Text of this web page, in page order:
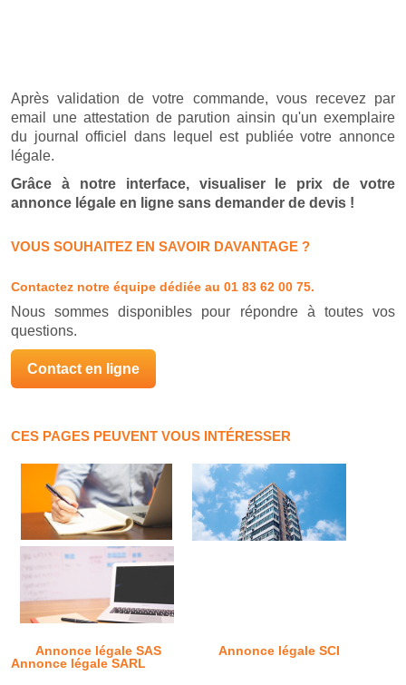
Après validation de votre commande, vous recevez par
email une attestation de parution ainsin qu'un exemplaire
du journal officiel dans lequel est publiée votre annonce
légale.
Grâce à notre interface, visualiser le prix de votre
annonce légale en ligne sans demander de devis !
VOUS SOUHAITEZ EN SAVOIR DAVANTAGE ?
Contactez notre équipe dédiée au 01 83 62 00 75.
Nous sommes disponibles pour répondre à toutes vos
questions.
Contact en ligne
CES PAGES PEUVENT VOUS INTÉRESSER
Annonce légale SAS
Annonce légale SCI
Annonce légale SARL